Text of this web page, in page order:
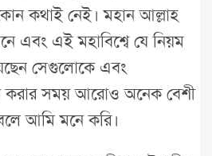
কথাই নেই। মহান আল্লাহ
এবং এই মহাবিশ্বে যে নিয়ম
সেগুলোকে এবং
করার সময় আরোও অনেক বেশী
আমি মনে করি।